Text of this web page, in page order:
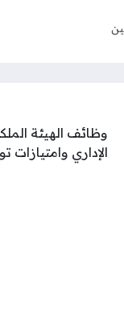
وظائف الهيئة
الإداري